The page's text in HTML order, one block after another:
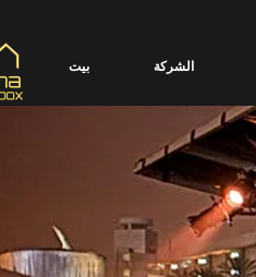
بيت الشركة